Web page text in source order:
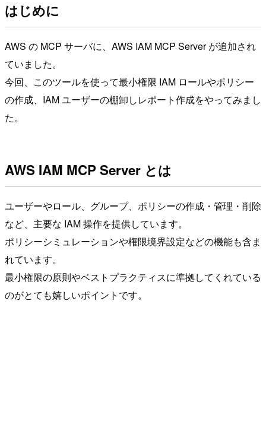
はじめに
AWS の MCP サーバに、AWS IAM MCP Server が追加され
ていました。
今回、このツールを使って最小権限 IAM ロールやポリシー
の作成、IAM ユーザーの棚卸しレポート作成をやってみまし
た。
AWS IAM MCP Server とは
ユーザーやロール、グループ、ポリシーの作成・管理・削除
など、主要な IAM 操作を提供しています。
ポリシーシミュレーションや権限境界設定などの機能も含ま
れています。
最小権限の原則やベストプラクティスに準拠してくれている
のがとても嬉しいポイントです。